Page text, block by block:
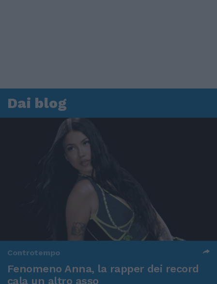
Dai blog
Controtempo
Fenomeno Anna, la rapper dei record
cala un altro asso